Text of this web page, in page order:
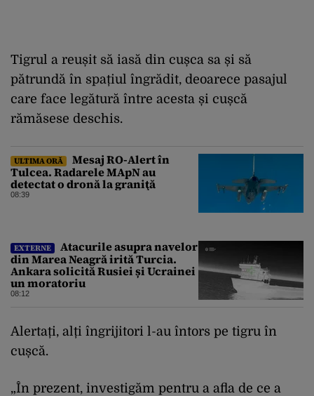
Tigrul a reușit să iasă din cușca sa și să
pătrundă în spațiul îngrădit, deoarece pasajul
care face legătură între acesta și cușcă
rămăsese deschis.
ULTIMA ORĂ
Mesaj RO-Alert în
Tulcea. Radarele MApN au
detectat o dronă la graniţă
08:39
EXTERNE
Atacurile asupra navelor
din Marea Neagră irită Turcia.
Ankara solicită Rusiei și Ucrainei
un moratoriu
08:12
Alertați, alți îngrijitori l-au întors pe tigru în
cușcă.
„În prezent, investigăm pentru a afla de ce a